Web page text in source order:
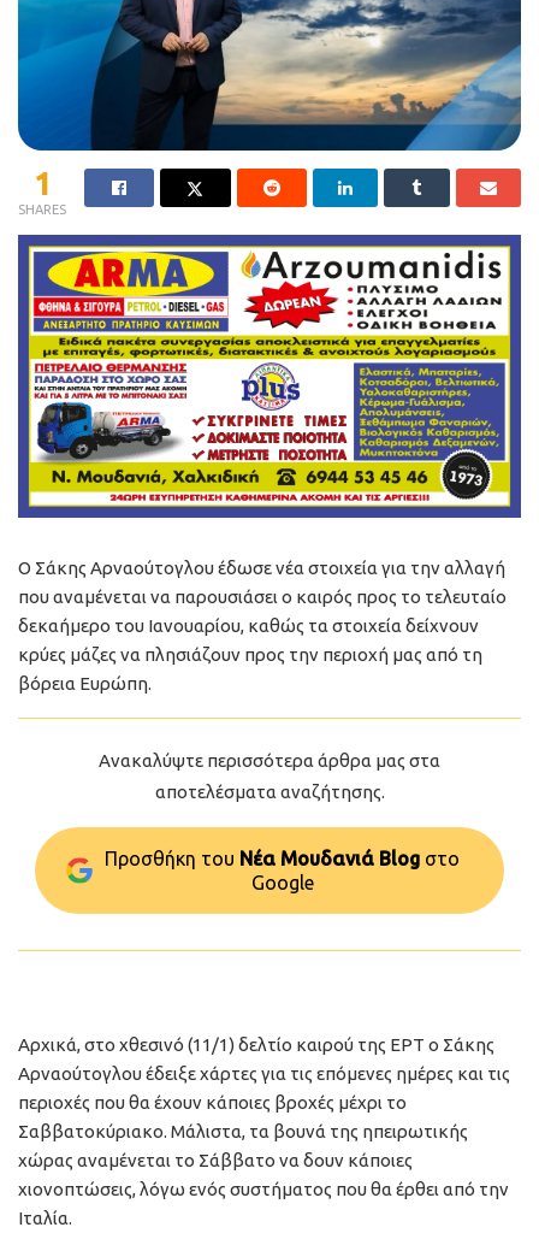
1
SHARES
Ο Σάκης Αρναούτογλου έδωσε νέα στοιχεία για την αλλαγή
που αναμένεται να παρουσιάσει ο καιρός προς το τελευταίο
δεκαήμερο του Ιανουαρίου, καθώς τα στοιχεία δείχνουν
κρύες μάζες να πλησιάζουν προς την περιοχή μας από τη
βόρεια Ευρώπη.
Ανακαλύψτε περισσότερα άρθρα μας στα
αποτελέσματα αναζήτησης.
Προσθήκη του Νέα Μουδανιά Blog στo
Google
Αρχικά, στο χθεσινό (11/1) δελτίο καιρού της ΕΡΤ ο Σάκης
Αρναούτογλου έδειξε χάρτες για τις επόμενες ημέρες και τις
περιοχές που θα έχουν κάποιες βροχές μέχρι το
Σαββατοκύριακο. Μάλιστα, τα βουνά της ηπειρωτικής
χώρας αναμένεται το Σάββατο να δουν κάποιες
χιονοπτώσεις, λόγω ενός συστήματος που θα έρθει από την
Ιταλία.